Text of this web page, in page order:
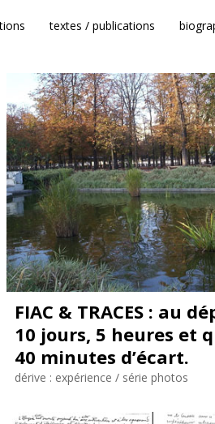
textes / publications
FIAC & TRACES : au
10 jours, 5 heures et
40 minutes d’écart.
dérive : expérience / série photos